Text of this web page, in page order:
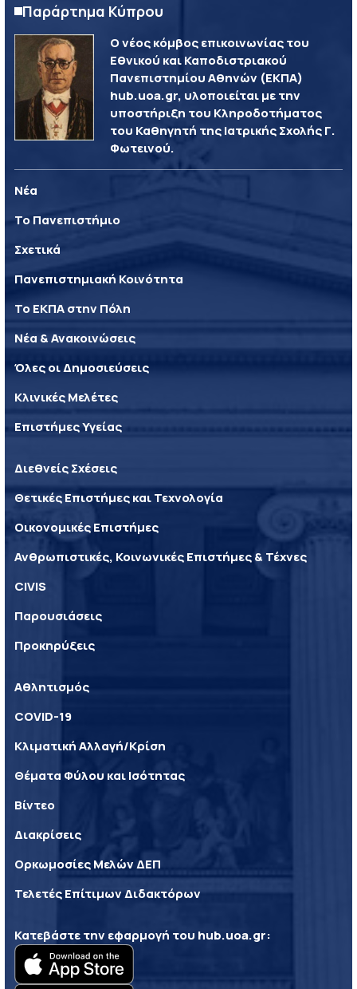
Παράρτημα Κύπρου
Ο νέος κόμβος επικοινωνίας του
Εθνικού και Καποδιστριακού
Πανεπιστημίου Αθηνών (ΕΚΠΑ)
hub.uoa.gr, υλοποιείται με την
υποστήριξη του Κληροδοτήματος
του Καθηγητή της Ιατρικής Σχολής Γ.
Φωτεινού.
Νέα
Το Πανεπιστήμιο
Σχετικά
Πανεπιστημιακή Κοινότητα
Το ΕΚΠΑ στην Πόλη
Νέα & Ανακοινώσεις
Όλες οι Δημοσιεύσεις
Κλινικές Μελέτες
Επιστήμες Υγείας
Διεθνείς Σχέσεις
Θετικές Επιστήμες και Τεχνολογία
Οικονομικές Επιστήμες
Ανθρωπιστικές, Κοινωνικές Επιστήμες & Τέχνες
CIVIS
Παρουσιάσεις
Προκηρύξεις
Αθλητισμός
COVID-19
Κλιματική Αλλαγή/Κρίση
Θέματα Φύλου και Ισότητας
Βίντεο
Διακρίσεις
Ορκωμοσίες Μελών ΔΕΠ
Τελετές Επίτιμων Διδακτόρων
Κατεβάστε την εφαρμογή του hub.uoa.gr: